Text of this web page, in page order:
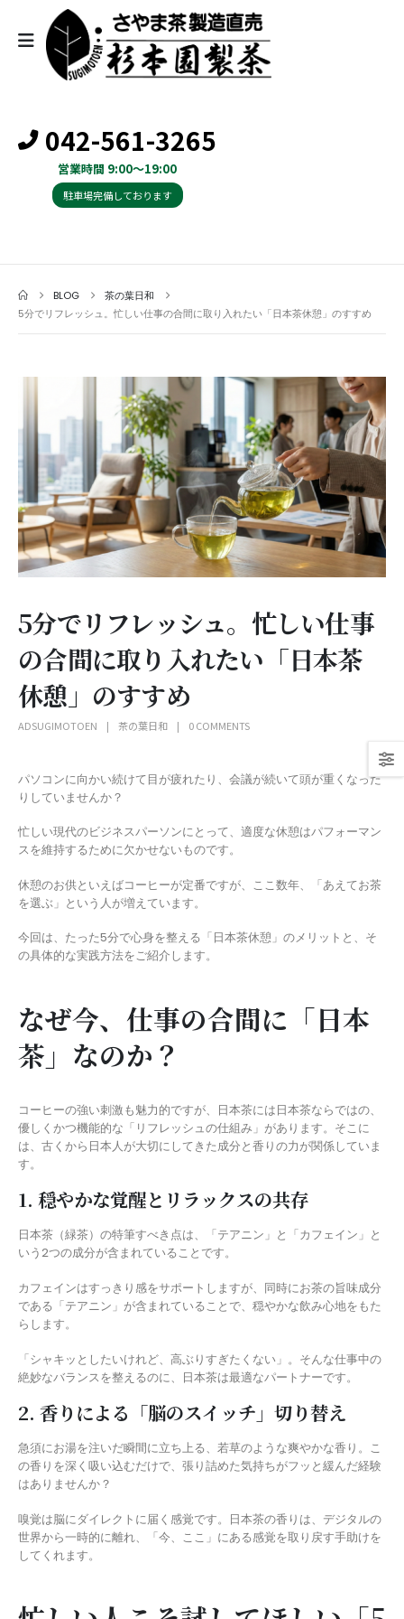
042-561-3265
営業時間 9:00～19:00
駐車場完備しております
BLOG
茶の葉日和
5分でリフレッシュ。忙しい仕事の合間に取り入れたい「日本茶休憩」のすすめ
5分でリフレッシュ。忙しい仕事
の合間に取り入れたい「日本茶
休憩」のすすめ
ADSUGIMOTOEN 茶の葉日和 0 COMMENTS
パソコンに向かい続けて目が疲れたり、会議が続いて頭が重くなった
りしていませんか？
忙しい現代のビジネスパーソンにとって、適度な休憩はパフォーマン
スを維持するために欠かせないものです。
休憩のお供といえばコーヒーが定番ですが、ここ数年、「あえてお茶
を選ぶ」という人が増えています。
今回は、たった5分で心身を整える「日本茶休憩」のメリットと、そ
の具体的な実践方法をご紹介します。
なぜ今、仕事の合間に「日本
茶」なのか？
コーヒーの強い刺激も魅力的ですが、日本茶には日本茶ならではの、
優しくかつ機能的な「リフレッシュの仕組み」があります。そこに
は、古くから日本人が大切にしてきた成分と香りの力が関係していま
す。
1. 穏やかな覚醒とリラックスの共存
日本茶（緑茶）の特筆すべき点は、「テアニン」と「カフェイン」と
いう2つの成分が含まれていることです。
カフェインはすっきり感をサポートしますが、同時にお茶の旨味成分
である「テアニン」が含まれていることで、穏やかな飲み心地をもた
らします。
「シャキッとしたいけれど、高ぶりすぎたくない」。そんな仕事中の
絶妙なバランスを整えるのに、日本茶は最適なパートナーです。
2. 香りによる「脳のスイッチ」切り替え
急須にお湯を注いだ瞬間に立ち上る、若草のような爽やかな香り。こ
の香りを深く吸い込むだけで、張り詰めた気持ちがフッと緩んだ経験
はありませんか？
嗅覚は脳にダイレクトに届く感覚です。日本茶の香りは、デジタルの
世界から一時的に離れ、「今、ここ」にある感覚を取り戻す手助けを
してくれます。